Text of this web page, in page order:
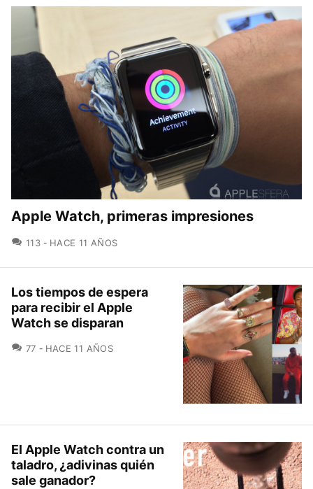
Apple Watch, primeras impresiones
113 COMENTARIOS
HACE 11 AÑOS
Los tiempos de espera
para recibir el Apple
Watch se disparan
77 COMENTARIOS
HACE 11 AÑOS
El Apple Watch contra un
taladro, ¿adivinas quién
sale ganador?